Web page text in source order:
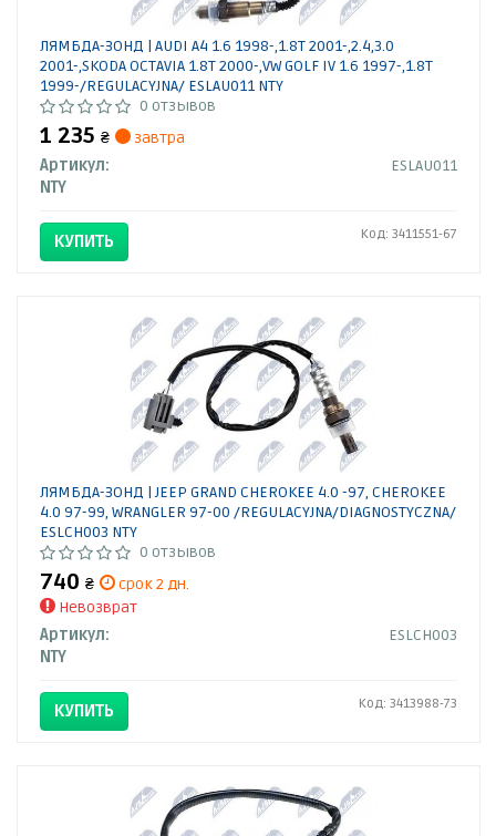
ЛЯМБДА-ЗОНД | AUDI A4 1.6 1998-,1.8T 2001-,2.4,3.0
2001-,SKODA OCTAVIA 1.8T 2000-,VW GOLF IV 1.6 1997-,1.8T
1999-/REGULACYJNA/ ESLAU011 NTY
0 отзывов
1 235 ₴
завтра
Артикул:
ESLAU011
NTY
КУПИТЬ Код: 3411551-67
ЛЯМБДА-ЗОНД | JEEP GRAND CHEROKEE 4.0 -97, CHEROKEE
4.0 97-99, WRANGLER 97-00 /REGULACYJNA/DIAGNOSTYCZNA/
ESLCH003 NTY
0 отзывов
740 ₴
срок 2 дн.
Невозврат
Артикул:
ESLCH003
NTY
КУПИТЬ Код: 3413988-73